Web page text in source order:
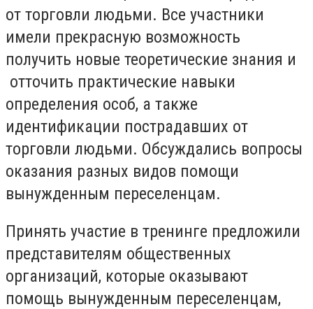
от торговли людьми. Все участники
имели прекрасную возможность
получить новые теоретические знания и
отточить практические навыки
определения особ, а также
идентификации пострадавших от
торговли людьми. Обсуждались вопросы
оказания разных видов помощи
вынужденным переселенцам.
Принять участие в тренинге предложили
представителям общественных
организаций, которые оказывают
помощь вынужденным переселенцам,